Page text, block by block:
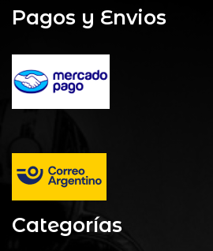
Pagos y Envios
Categorías